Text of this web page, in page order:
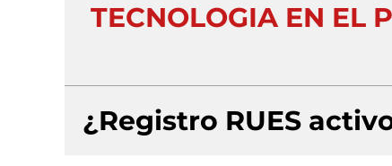
TECNOLOGIA EN EL
¿Registro RUES